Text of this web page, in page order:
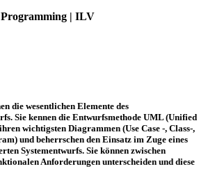
Programming | ILV
die wesentlichen Elemente des
Sie kennen die Entwurfsmethode UML (Unified
wichtigsten Diagrammen (Use Case -, Class-,
und beherrschen den Einsatz im Zuge eines
Systementwurfs. Sie können zwischen
Anforderungen unterscheiden und diese